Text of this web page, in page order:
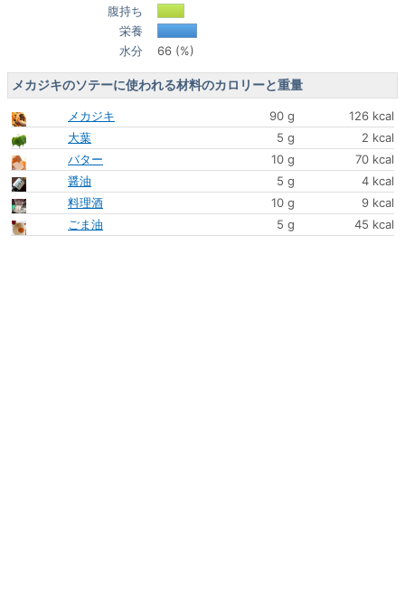
腹持ち
栄養
水分
66 (%)
メカジキのソテーに使われる材料のカロリーと重量
メカジキ 90 g
126 kcal
大葉
5 g
2 kcal
バター
10 g
70 kcal
醤油
5 g
4 kcal
料理酒
10 g
9 kcal
ごま油
5 g 45 kcal